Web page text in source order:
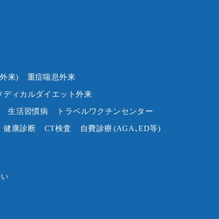
来) 重症喘息外来
ディカルダイエット外来
生活習慣病 トラベルワクチンセンター
健康診断 CT検査 自費診療 (AGA、ED等)